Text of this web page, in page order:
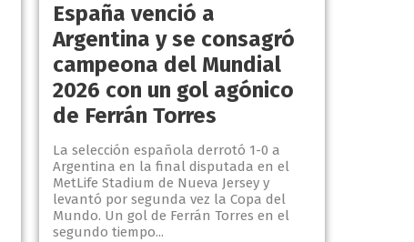
España venció a
Argentina y se consagró
campeona del Mundial
2026 con un gol agónico
de Ferrán Torres
La selección española derrotó 1-0 a
Argentina en la final disputada en el
MetLife Stadium de Nueva Jersey y
levantó por segunda vez la Copa del
Mundo. Un gol de Ferrán Torres en el
segundo tiempo...